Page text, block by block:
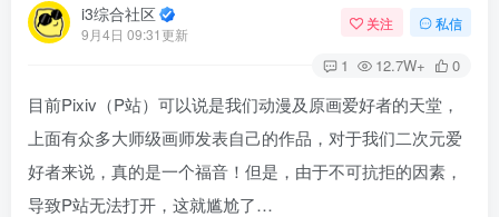
i3综合社区
9月4日 09:31更新
关注 私信
1 12.7W+ 0
目前Pixiv（P站）可以说是我们动漫及原画爱好者的天堂，
上面有众多大师级画师发表自己的作品，对于我们二次元爱
好者来说，真的是一个福音！但是，由于不可抗拒的因素，
导致P站无法打开，这就尴尬了…